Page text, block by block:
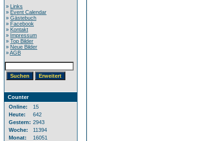
» Links
» Event Calendar
» Gästebuch
» Facebook
» Kontakt
» Impressum
» Top Bilder
» Neue Bilder
»AGB
Counter
Online:
15
Heute:
642
Gestern: 2943
Woche:
11394
Monat:
16051